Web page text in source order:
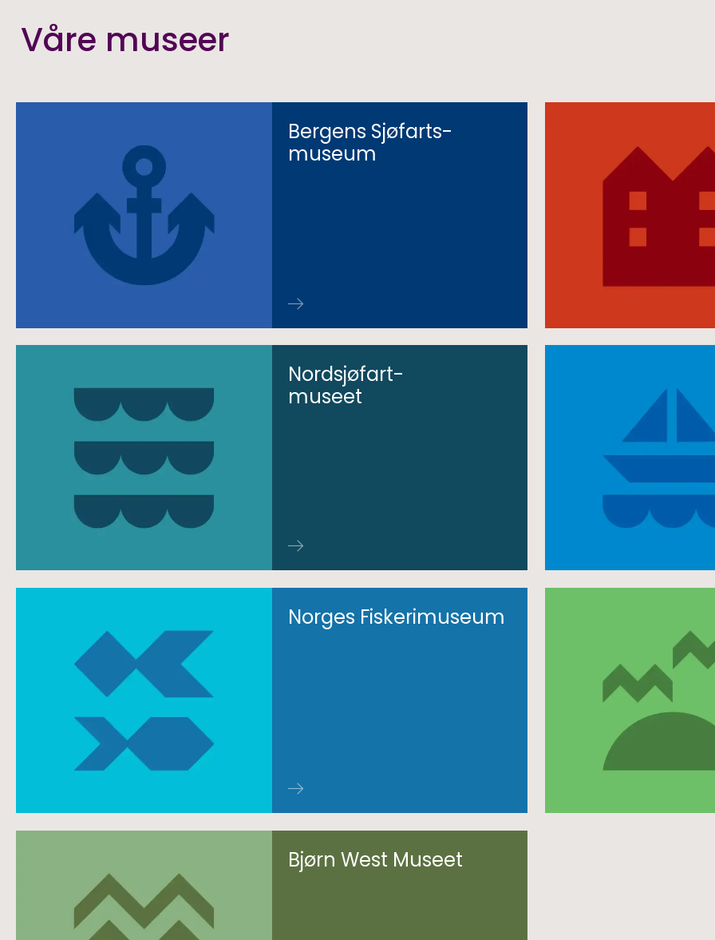
Våre museer
Bergens Sjøfarts-
museum
Nordsjøfart-
museet
Norges Fiskerimuseum
Bjørn West Museet